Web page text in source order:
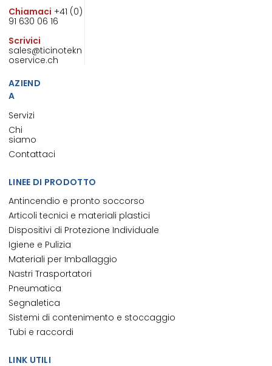
Chiamaci +41 (0)
91 630 06 16
Scrivici
sales@ticinotekn
oservice.ch
AZIEND
A
Servizi
Chi
siamo
Contattaci
LINEE DI PRODOTTO
Antincendio e pronto soccorso
Articoli tecnici e materiali plastici
Dispositivi di Protezione Individuale
Igiene e Pulizia
Materiali per Imballaggio
Nastri Trasportatori
Pneumatica
Segnaletica
Sistemi di contenimento e stoccaggio
Tubi e raccordi
LINK UTILI